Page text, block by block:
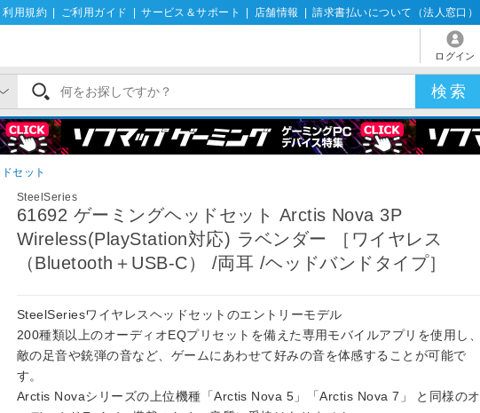
利用規約 ご利用ガイド サービス＆サポート 店舗情報 請求書払いについて（法人窓口）
ログイン
セット
SteelSeries
61692 ゲーミングヘッドセット Arctis Nova 3P
Wireless(PlayStation対応) ラベンダー ［ワイヤレス
（Bluetooth＋USB-C） /両耳 /ヘッドバンドタイプ］
SteelSeriesワイヤレスヘッドセットのエントリーモデル
200種類以上のオーディオEQプリセットを備えた専用モバイルアプリを使用し、
敵の足音や銃弾の音など、ゲームにあわせて好みの音を体感することが可能で
す。
Arctis Novaシリーズの上位機種「Arctis Nova 5」「Arctis Nova 7」 と同様のオ